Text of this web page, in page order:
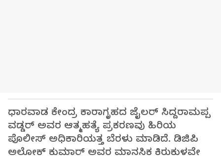
ಧಾರವಾಡ ಕೇಂದ್ರ ಕಾರಾಗೃಹದ ಜೈಲರ್ ಸಿದ್ದರಾಮಪ್ಪ
ವಡ್ಡರ್ ಅವರ ಆತ್ಮಹತ್ಯೆ ಪ್ರಕರಣವು ಹಿರಿಯ
ಪೊಲೀಸ್ ಅಧಿಕಾರಿಯತ್ತ ಬೆರಳು ಮಾಡಿದೆ. ಡಿಜಿಪಿ
ಅಲೋಕ್ ಕುಮಾರ್ ಅವರ ಮಾನಸಿಕ ಕಿರುಕುಳವೇ